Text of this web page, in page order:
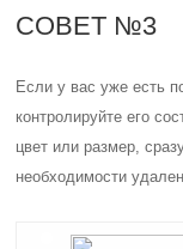
СОВЕТ №3
Если у вас уже есть
контролируйте его
цвет или размер,
необходимости